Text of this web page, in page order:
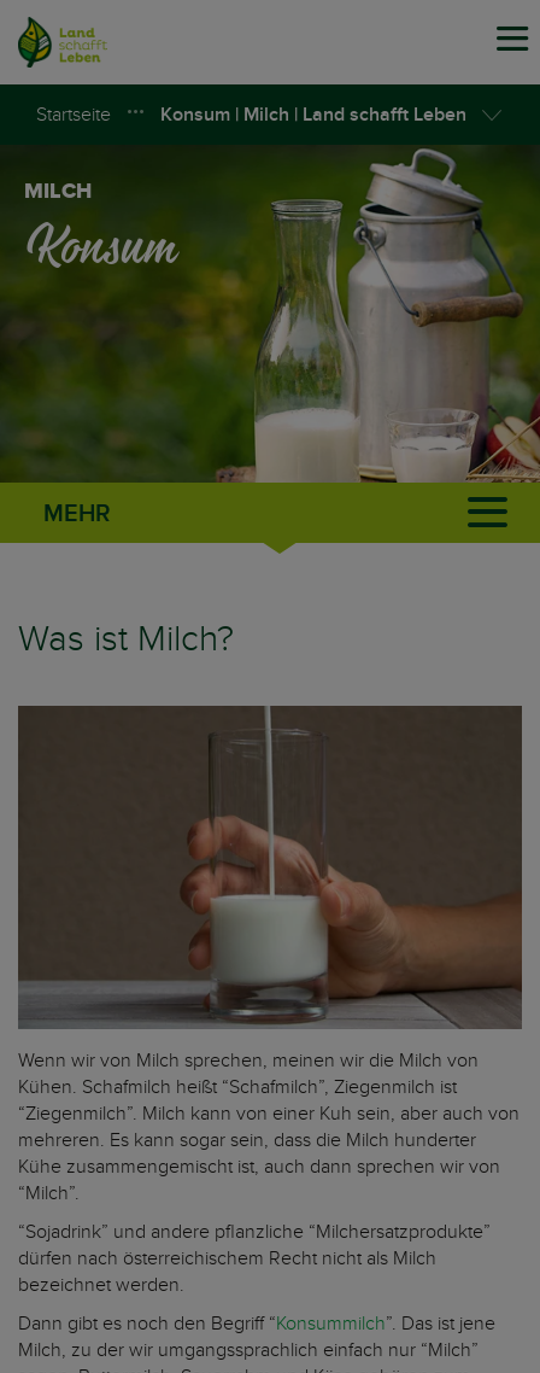
Startseite Konsum | Milch | Land schafft Leben
MILCH
Konsum
MEHR
Was ist Milch?
Wenn wir von Milch sprechen, meinen wir die Milch von
Kühen. Schafmilch heißt “Schafmilch”, Ziegenmilch ist
“Ziegenmilch”. Milch kann von einer Kuh sein, aber auch von
mehreren. Es kann sogar sein, dass die Milch hunderter
Kühe zusammengemischt ist, auch dann sprechen wir von
“Milch”.
“Sojadrink” und andere pflanzliche “Milchersatzprodukte”
dürfen nach österreichischem Recht nicht als Milch
bezeichnet werden.
Dann gibt es noch den Begriff “Konsummilch”. Das ist jene
Milch, zu der wir umgangssprachlich einfach nur “Milch”